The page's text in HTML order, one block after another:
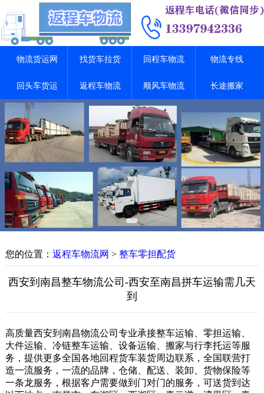
物流货运网 找货车拉货 回程车物流 物流专线
回头车货运 返程车物流 顺风车物流 长途搬家
您的位置： 返程车物流网 > 整车零担配货
西安到南昌整车物流公司-西安至南昌拼车运输需几天
到
高质量西安到南昌物流公司专业承接整车运输、零担运输、
大件运输、冷链整车运输、设备运输、搬家与行李托运等服
务，提供更多全国各地回程货车装货周边联系，全国联营打
造一流服务，一流的品牌，仓储、配送、装卸、货物保险等
一条龙服务，根据客户需要做到门对门的服务，可送货到达